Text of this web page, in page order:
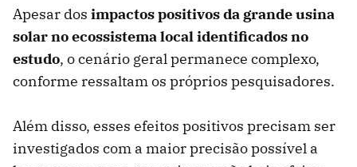
Apesar dos impactos positivos da grande usina
solar no ecossistema local identificados no
estudo, o cenário geral permanece complexo,
conforme ressaltam os próprios pesquisadores.
Além disso, esses efeitos positivos precisam ser
investigados com a maior precisão possível a